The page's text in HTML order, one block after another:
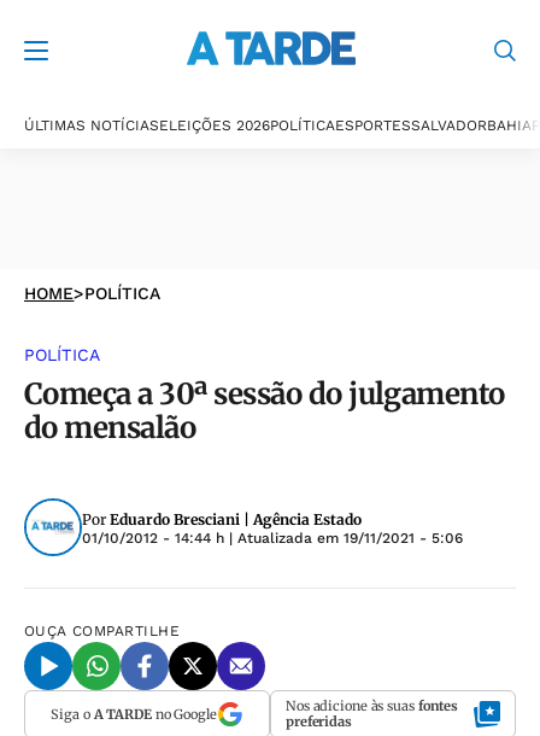
ÚLTIMAS NOTÍCIASELEIÇÕES 2026POLÍTICAESPORTESSALVADORBAHIA
HOME>POLÍTICA
POLÍTICA
Começa a 30ª sessão do julgamento
do mensalão
Por Eduardo Bresciani | Agência Estado
01/10/2012 - 14:44 h | Atualizada em 19/11/2021 - 5:06
OUÇA COMPARTILHE
Siga o A TARDEno Google Nos adicione às suas fontes
preferidas